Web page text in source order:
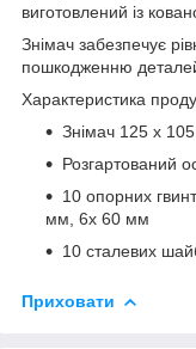
виготовлений із
Знімач забезпечує
пошкодженню
Характеристика
Знімач 125 х
Розгартований
10 опорних
мм, 6x 60 мм
10 сталевих
Приховати